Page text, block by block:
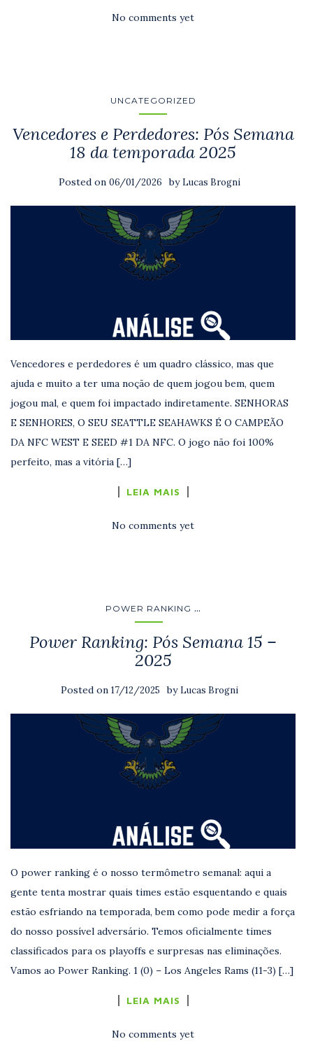
No comments yet
UNCATEGORIZED
Vencedores e Perdedores: Pós Semana
18 da temporada 2025
Posted on 06/01/2026 by Lucas Brogni
Vencedores e perdedores é um quadro clássico, mas que
ajuda e muito a ter uma noção de quem jogou bem, quem
jogou mal, e quem foi impactado indiretamente. SENHORAS
E SENHORES, O SEU SEATTLE SEAHAWKS É O CAMPEÃO
DA NFC WEST E SEED #1 DA NFC. O jogo não foi 100%
perfeito, mas a vitória […]
LEIA MAIS
No comments yet
POWER RANKING ...
Power Ranking: Pós Semana 15 –
2025
Posted on 17/12/2025 by Lucas Brogni
O power ranking é o nosso termômetro semanal: aqui a
gente tenta mostrar quais times estão esquentando e quais
estão esfriando na temporada, bem como pode medir a força
do nosso possível adversário. Temos oficialmente times
classificados para os playoffs e surpresas nas eliminações.
Vamos ao Power Ranking. 1 (0) – Los Angeles Rams (11-3) […]
LEIA MAIS
No comments yet